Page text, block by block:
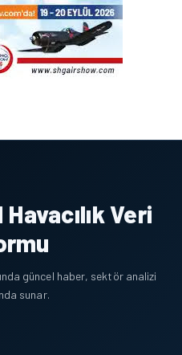
Veri
güncel haber, sektör analizi
sunar.